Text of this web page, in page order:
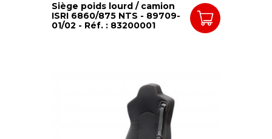
Siège poids lourd / camion
ISRI 6860/875 NTS - 89709-
01/02 - Réf. : 83200001